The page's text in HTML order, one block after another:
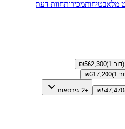
מלאבטיחותמכירותחוות דעת
₪562,300
₪617,200
₪547,470 +2 גירסאות